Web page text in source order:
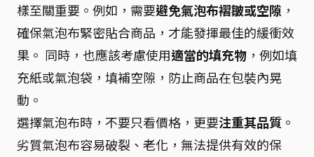
樣至關重要。例如，需要避免氣泡布褶皺或空隙 ，
確保氣泡布緊密貼合商品，才能發揮最佳的緩衝效
果。 同時，也應該考慮使用適當的填充物 ，例如填
充紙或氣泡袋，填補空隙，防止商品在包裝內晃
動。
選擇氣泡布時，不要只看價格，更要注重其品質 。
劣質氣泡布容易破裂、老化，無法提供有效的保